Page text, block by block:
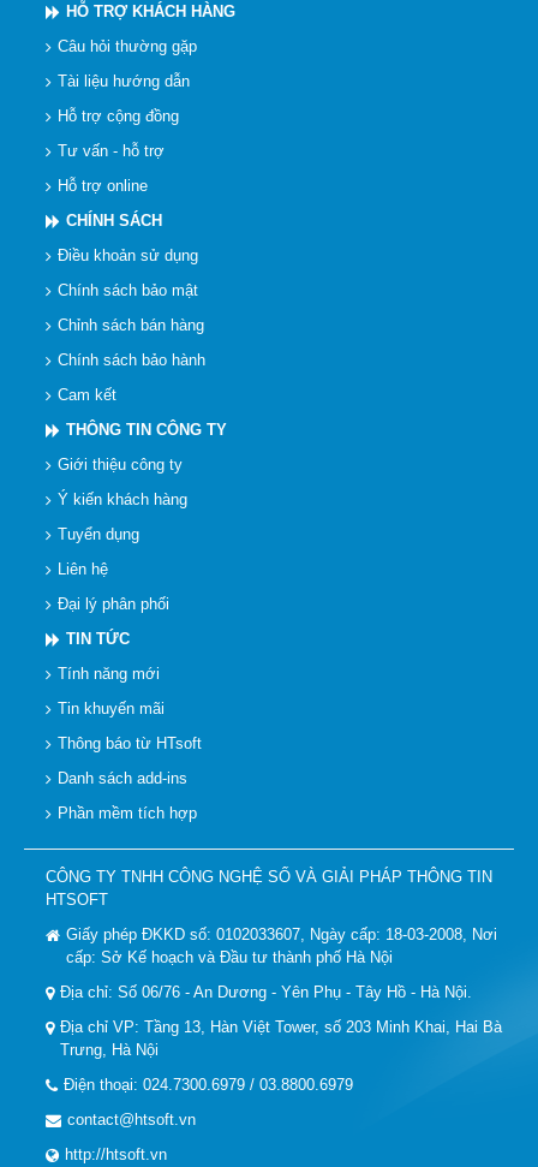
HỖ TRỢ KHÁCH HÀNG
Câu hỏi thường gặp
Tài liệu hướng dẫn
Hỗ trợ cộng đồng
Tư vấn - hỗ trợ
Hỗ trợ online
CHÍNH SÁCH
Điều khoản sử dụng
Chính sách bảo mật
Chỉnh sách bán hàng
Chính sách bảo hành
Cam kết
THÔNG TIN CÔNG TY
Giới thiệu công ty
Ý kiến khách hàng
Tuyển dụng
Liên hệ
Đại lý phân phối
TIN TỨC
Tính năng mới
Tin khuyến mãi
Thông báo từ HTsoft
Danh sách add-ins
Phần mềm tích hợp
CÔNG TY TNHH CÔNG NGHỆ SỐ VÀ GIẢI PHÁP THÔNG TIN
HTSOFT
Giấy phép ĐKKD số: 0102033607, Ngày cấp: 18-03-2008, Nơi
cấp: Sở Kế hoạch và Đầu tư thành phố Hà Nội
Địa chỉ: Số 06/76 - An Dương - Yên Phụ - Tây Hồ - Hà Nội.
Địa chỉ VP: Tầng 13, Hàn Việt Tower, số 203 Minh Khai, Hai Bà
Trưng, Hà Nội
Điện thoại: 024.7300.6979 / 03.8800.6979
contact@htsoft.vn
http://htsoft.vn